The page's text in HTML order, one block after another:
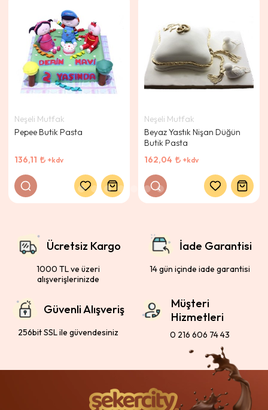
Neşeli Mutfak
Pepee Butik Pasta
136,11 +kdv
Neşeli Mutfak
Beyaz Yastık Nişan Düğün
Butik Pasta
162,04
+kdv
Ücretsiz Kargo
1000 TL ve üzeri
alışverişlerinizde
İade Garantisi
14 gün içinde iade garantisi
Güvenli Alışveriş
256bit SSL ile güvendesiniz
Müşteri
Hizmetleri
0 216 606 74 43